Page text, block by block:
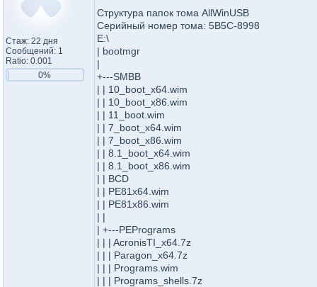
Стаж: 22 дня
Сообщений: 1
Ratio: 0.001
0%
Структура папок тома AllWinUSB
Серийный номер тома: 5B5C-8998
E:\
| bootmgr
|
+---SMBB
| | 10_boot_x64.wim
| | 10_boot_x86.wim
| | 11_boot.wim
| | 7_boot_x64.wim
| | 7_boot_x86.wim
| | 8.1_boot_x64.wim
| | 8.1_boot_x86.wim
| | BCD
| | PE81x64.wim
| | PE81x86.wim
| |
| +---PEPrograms
| | | AcronisTI_x64.7z
| | | Paragon_x64.7z
| | | Programs.wim
| | | Programs_shells.7z